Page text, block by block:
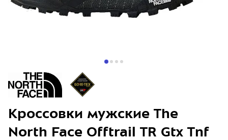
Кроссовки мужские The
North Face Offtrail TR Gtx Tnf